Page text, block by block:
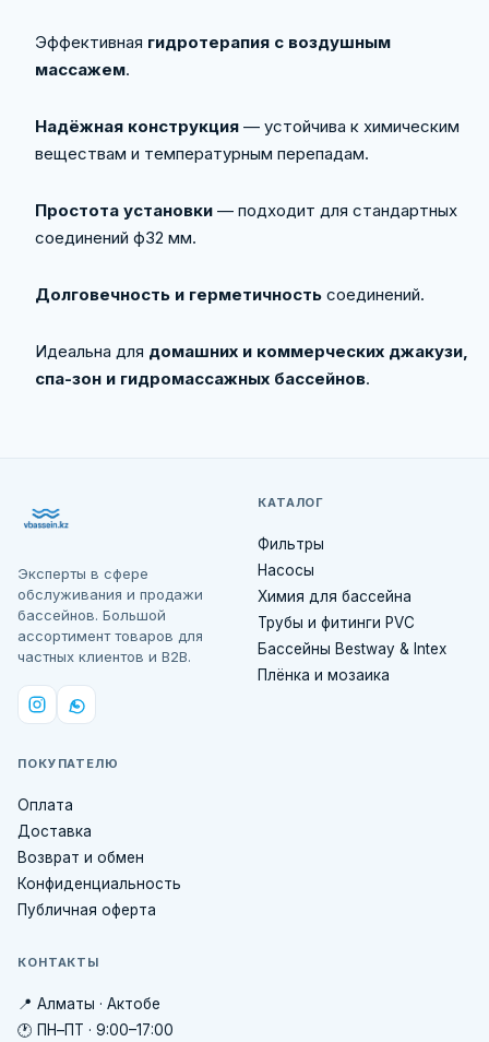
Эффективная гидротерапия с воздушным
массажем.
Надёжная конструкция — устойчива к химическим
веществам и температурным перепадам.
Простота установки — подходит для стандартных
соединений ф32 мм.
Долговечность и герметичность соединений.
Идеальна для домашних и коммерческих джакузи,
спа-зон и гидромассажных бассейнов.
Эксперты в сфере
обслуживания и продажи
бассейнов. Большой
ассортимент товаров для
частных клиентов и B2B.
КАТАЛОГ
Фильтры
Насосы
Химия для бассейна
Трубы и фитинги PVC
Бассейны Bestway & Intex
Плёнка и мозаика
ПОКУПАТЕЛЮ
Оплата
Доставка
Возврат и обмен
Конфиденциальность
Публичная оферта
КОНТАКТЫ
📍 Алматы · Актобе
🕐 ПН–ПТ · 9:00–17:00